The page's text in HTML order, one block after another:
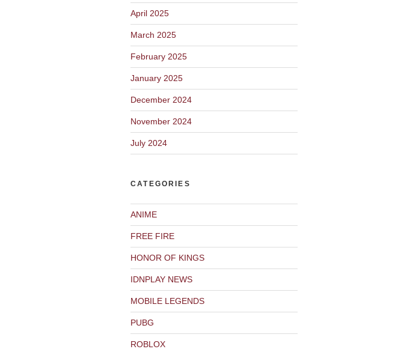
April 2025
March 2025
February 2025
January 2025
December 2024
November 2024
July 2024
CATEGORIES
ANIME
FREE FIRE
HONOR OF KINGS
IDNPLAY NEWS
MOBILE LEGENDS
PUBG
ROBLOX